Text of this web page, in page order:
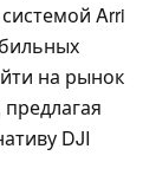
Arri
на рынок
DJI